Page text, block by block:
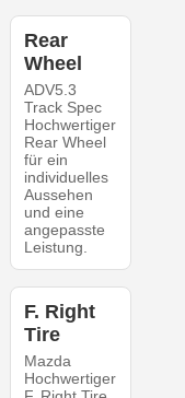
Rear
Wheel
ADV5.3
Track Spec
Hochwertiger
Rear Wheel
für ein
individuelles
Aussehen
und eine
angepasste
Leistung.
F. Right
Tire
Mazda
Hochwertiger